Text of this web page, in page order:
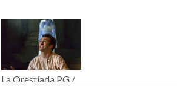
La Orestíada PG /